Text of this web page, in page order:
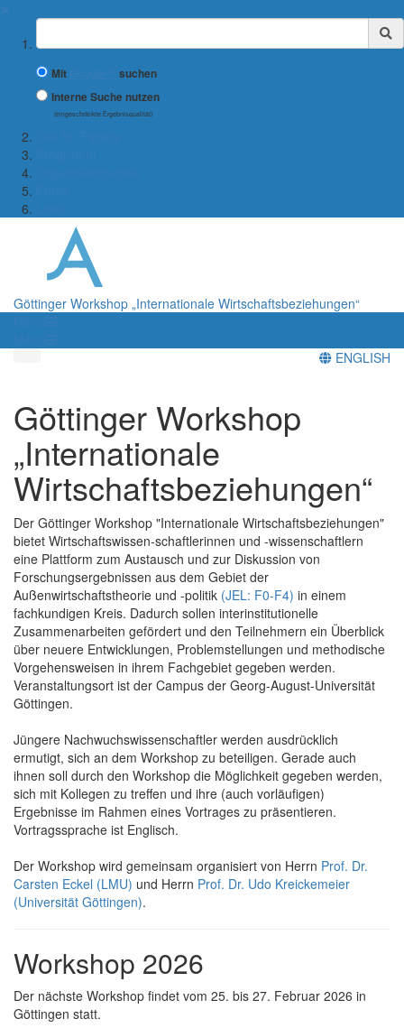
Suchbegriff
Mit
suchen
Interne Suche nutzen
(eingeschränkte Ergebnisqualität)
Göttinger Workshop „Internationale Wirtschaftsbeziehungen“
ENGLISH
Göttinger Workshop
„Internationale
Wirtschaftsbeziehungen“
Der Göttinger Workshop "Internationale Wirtschaftsbeziehungen"
bietet Wirtschaftswissen-schaftlerinnen und -wissenschaftlern
eine Plattform zum Austausch und zur Diskussion von
Forschungsergebnissen aus dem Gebiet der
Außenwirtschaftstheorie und -politik (JEL: F0-F4) in einem
fachkundigen Kreis. Dadurch sollen interinstitutionelle
Zusammenarbeiten gefördert und den Teilnehmern ein Überblick
über neuere Entwicklungen, Problemstellungen und methodische
Vorgehensweisen in ihrem Fachgebiet gegeben werden.
Veranstaltungsort ist der Campus der Georg-August-Universität
Göttingen.
Jüngere Nachwuchswissenschaftler werden ausdrücklich
ermutigt, sich an dem Workshop zu beteiligen. Gerade auch
ihnen soll durch den Workshop die Möglichkeit gegeben werden,
sich mit Kollegen zu treffen und ihre (auch vorläufigen)
Ergebnisse im Rahmen eines Vortrages zu präsentieren.
Vortragssprache ist Englisch.
Der Workshop wird gemeinsam organisiert von Herrn Prof. Dr.
Carsten Eckel (LMU) und Herrn Prof. Dr. Udo Kreickemeier
(Universität Göttingen).
Workshop 2026
Der nächste Workshop findet vom 25. bis 27. Februar 2026 in
Göttingen statt.